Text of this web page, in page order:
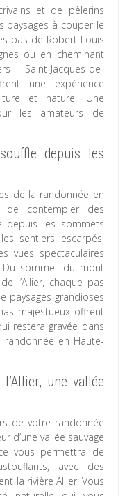
et de pèlerins
paysages à couper le
pas de Robert Louis
ou en cheminant
Saint-Jacques-de-
une expérience
et nature. Une
les amateurs de
depuis les
de la randonnée en
de contempler des
depuis les sommets
sentiers escarpés,
vues spectaculaires
Du sommet du mont
l’Allier, chaque pas
paysages grandioses
majestueux offrent
restera gravée dans
en Haute-
une vallée
de votre randonnée
d’une vallée sauvage
vous permettra de
avec des
la rivière Allier. Vous